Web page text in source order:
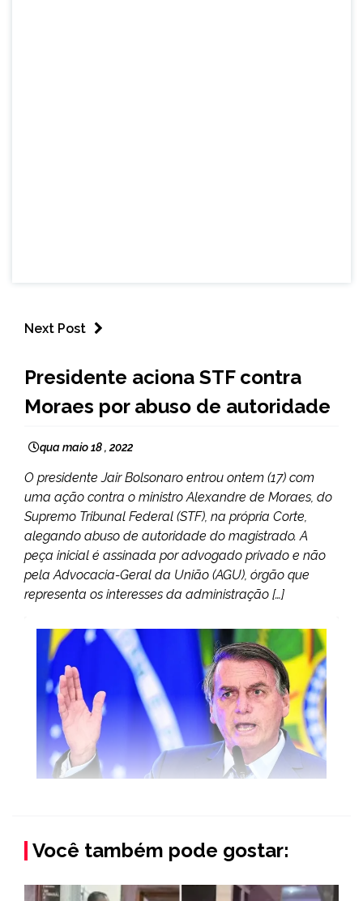
Next Post
NOTÍCIAS
Presidente aciona STF contra
Moraes por abuso de autoridade
qua maio 18 , 2022
O presidente Jair Bolsonaro entrou ontem (17) com
uma ação contra o ministro Alexandre de Moraes, do
Supremo Tribunal Federal (STF), na própria Corte,
alegando abuso de autoridade do magistrado. A
peça inicial é assinada por advogado privado e não
pela Advocacia-Geral da União (AGU), órgão que
representa os interesses da administração […]
Você também pode gostar: